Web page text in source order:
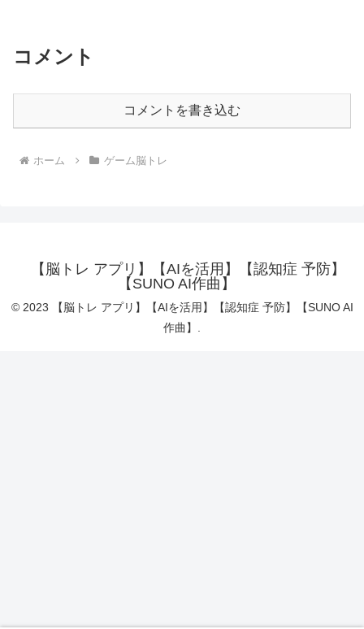
コメント
コメントを書き込む
ホーム ゲーム脳トレ
【脳トレ アプリ】【AIを活用】【認知症 予防】
【SUNO AI作曲】
© 2023 【脳トレ アプリ】【AIを活用】【認知症 予防】【SUNO AI
作曲】.